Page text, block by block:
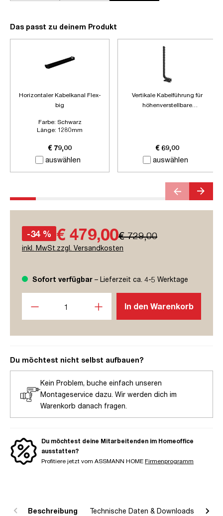
Das passt zu deinem Produkt
auswählen
Horizontaler Kabelkanal Flex-
big
Farbe: Schwarz
Länge: 1280mm
€ 79,00
auswählen
Vertikale Kabelführung für
höhenverstellbare
€ 69,00
-34 % € 479,00€ 729,00
inkl. MwSt.zzgl. Versandkosten
Sofort verfügbar – Lieferzeit ca. 4-5 Werktage
In den Warenkorb
Du möchtest nicht selbst aufbauen?
Kein Problem, buche einfach unseren
Montageservice dazu. Wir werden dich im
Warenkorb danach fragen.
Du möchtest deine Mitarbeitenden im Homeoffice
ausstatten?
Profitiere jetzt vom ASSMANN HOME Firmenprogramm
Beschreibung Technische Daten & Downloads